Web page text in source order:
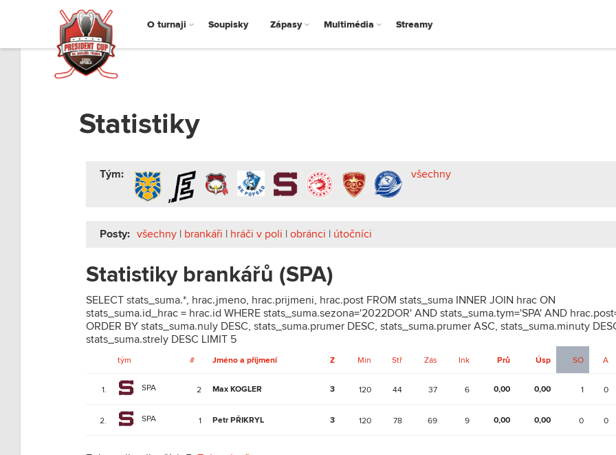
O turnaji Soupisky Zápasy Multimédia Streamy
Statistiky
Tým: všechny
Posty: všechny | brankáři | hráči v poli | obránci | útočníci
Statistiky brankářů (SPA)
SELECT stats_suma.*, hrac.jmeno, hrac.prijmeni, hrac.post FROM stats_suma INNER JOIN hrac ON
stats_suma.id_hrac = hrac.id WHERE stats_suma.sezona='2022DOR' AND stats_suma.tym='SPA' AND
ORDER BY stats_suma.nuly DESC, stats_suma.prumer DESC, stats_suma.prumer ASC, stats_suma.minuty
stats_suma.strely DESC LIMIT 5
tým # Jméno a příjmení Z Min Stř Zás Ink Prů Úsp SO A
1. SPA 2 Max KOGLER 3 120 44 37 6 0,00 0,00 1 0
2. SPA 1 Petr PŘIKRYL 3 120 78 69 9 0,00 0,00 0 0